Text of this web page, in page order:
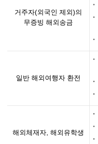
거주자(외국인 제외)의
무증빙 해외송금
일반 해외여행자 환전
해외체재자, 해외유학생